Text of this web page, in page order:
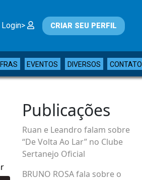
CRIAR SEU PERFIL
EVENTOS DIVERSOS CONTATO
Publicações
Ruan e Leandro falam sobre
“De Volta Ao Lar” no Clube
Sertanejo Oficial
BRUNO ROSA fala sobre o